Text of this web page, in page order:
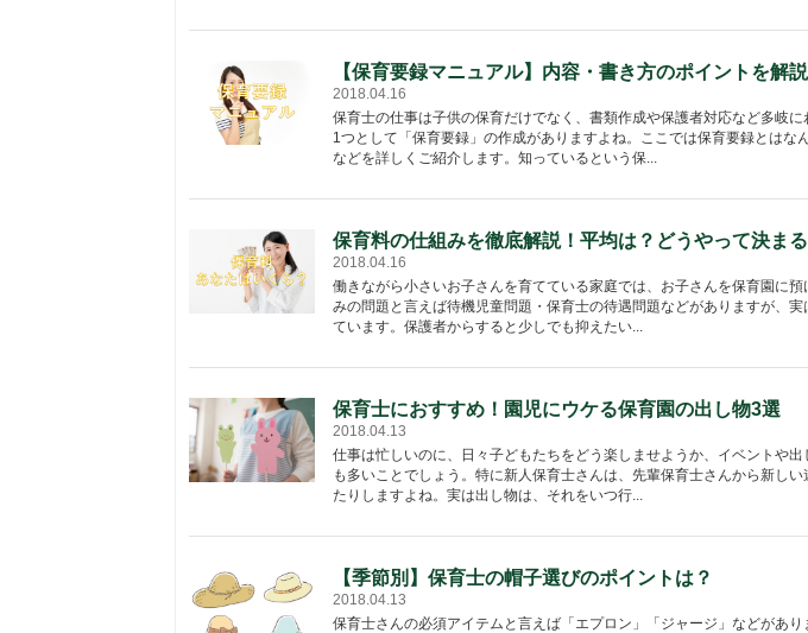
【保育要録マニュアル】内容・書き方のポイントを解説
2018.04.16
保育士の仕事は子供の保育だけでなく、書類作成や保護者対応など多岐
1つとして「保育要録」の作成がありますよね。ここでは保育要録とはな
などを詳しくご紹介します。知っているという保...
保育料の仕組みを徹底解説！平均は？どうやって決まる
2018.04.16
働きながら小さいお子さんを育てている家庭では、お子さんを保育園に
みの問題と言えば待機児童問題・保育士の待遇問題などがありますが、
ています。保護者からすると少しでも抑えたい...
保育士におすすめ！園児にウケる保育園の出し物3選
2018.04.13
仕事は忙しいのに、日々子どもたちをどう楽しませようか、イベントや
も多いことでしょう。特に新人保育士さんは、先輩保育士さんから新し
たりしますよね。実は出し物は、それをいつ行...
【季節別】保育士の帽子選びのポイントは？
2018.04.13
保育士さんの必須アイテムと言えば「エプロン」「ジャージ」などがあ